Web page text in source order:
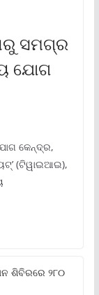
ସମଗ୍ର
ଯୋଗ
କେନ୍ଦ୍ର,
(ଟିୱାଇଆଇ),
ଶିବିରରେ ୨୮୦